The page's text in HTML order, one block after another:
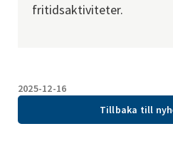
fritidsaktiviteter.
2025-12-16
Tillbaka till